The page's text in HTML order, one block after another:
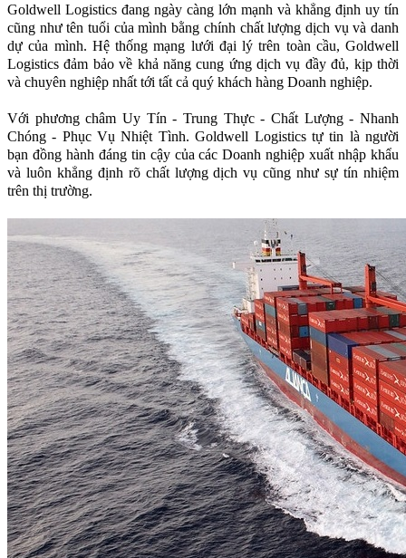
Goldwell Logistics đang ngày càng lớn mạnh và khẳng định uy tín
cũng như tên tuổi của mình bằng chính chất lượng dịch vụ và danh
dự của mình. Hệ thống mạng lưới đại lý trên toàn cầu, Goldwell
Logistics đảm bảo về khả năng cung ứng dịch vụ đầy đủ, kịp thời
và chuyên nghiệp nhất tới tất cả quý khách hàng Doanh nghiệp.
Với phương châm Uy Tín - Trung Thực - Chất Lượng - Nhanh
Chóng - Phục Vụ Nhiệt Tình. Goldwell Logistics tự tin là người
bạn đồng hành đáng tin cậy của các Doanh nghiệp xuất nhập khẩu
và luôn khẳng định rõ chất lượng dịch vụ cũng như sự tín nhiệm
trên thị trường.